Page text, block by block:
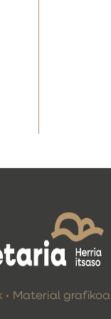
Material grafikoa